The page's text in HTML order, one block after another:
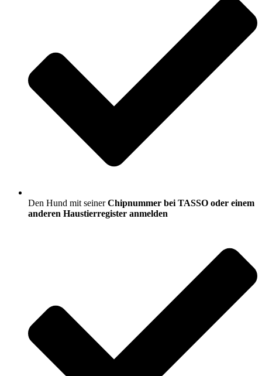
Den Hund mit seinerChipnummer bei TASSO oder einem
anderen Haustierregister anmelden